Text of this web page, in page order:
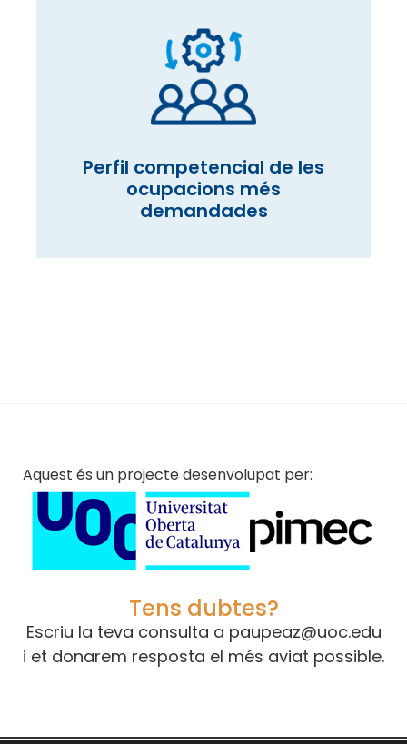
Perfil competencial de les
ocupacions més
demandades
Aquest és un projecte desenvolupat per:
Tens dubtes?
Escriu la teva consulta a paupeaz@uoc.edu
i et donarem resposta el més aviat possible.